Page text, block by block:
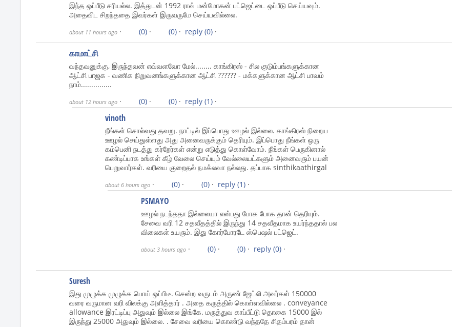
இந்த ஒப்பீடு சரியல்ல. இத்துடன் 1992 ராவ் மன்மோகன் பட்ஜெட்டை ஒப்பீடு செய்யவும்.
அதைவிட சிறந்ததை இவர்கள் இருவருமே செய்யவில்லை.
about 11 hours ago · (0) · (0) · reply (0) ·
காமாட்சி
வந்தவனுக்கு, இருந்தவன் எவ்வளவோ மேல்........ காங்கிரஸ் - சில குடும்பங்களுக்கான
ஆட்சி பாஜக - வணிக நிறுவனங்களுக்கான ஆட்சி ?????? - மக்களுக்கான ஆட்சி பாவம்
நாம்...............
about 12 hours ago · (0) · (0) · reply (1) ·
vinoth
நீங்கள் சொல்வது தவறு. நாட்டில் இப்பொது ஊழல் இல்லை. காங்கிரஸ் நிறைய
ஊழல் செய்துள்ளது அது அனைவருக்கும் தெரியும். இப்பொது நீங்கள் ஒரு
கம்பெனி நடத்து கர்றேர்கள் என்று எடுத்து கொள்வோம். நீங்கள் பெருகினால்
கண்டிப்பாக உங்கள் கீழ் வேலை செய்யும் வேல்லையட்களும் அனைவரும் பயன்
பெறுவார்கள். வரியை குறைதல் நமக்லவா நல்லது. தப்பாக sinthikaathirgal
about 6 hours ago · (0) · (0) · reply (1) ·
PSMAYO
ஊழல் நடந்ததா இல்லையா என்பது போக போக தான் தெரியும்.
சேவை வரி 12 சதவீதத்தில் இருந்து 14 சதவீதமாக உயர்ந்ததால் பல
விலைகள் உயரும். இது கோர்போரடே ஸ்பெஷல் பட்ஜெட்.
about 3 hours ago · (0) · (0) · reply (0) ·
Suresh
இது முழுக்க முழுக்க பொய் ஒப்பிடீ. சென்ற வருடம் அருண் ஜேட்லி அவர்கள் 150000
வரை வருமான வரி விலக்கு அளித்தார் . அதை கருத்தில் கொள்ளவில்லை . conveyance
allowance இரட்டிப்பு அதுவும் இல்லை இங்கே. மருத்துவ காப்பீட்டு தொகை 15000 இல்
இருந்து 25000 அதுவும் இல்லை. . சேவை வரியை கொண்டு வந்ததே சிதம்பரம் தான்